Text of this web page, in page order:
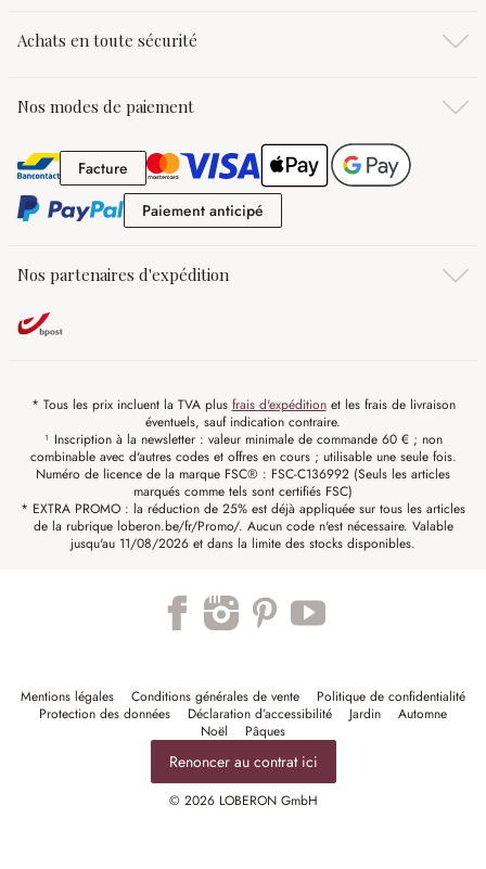
Achats en toute sécurité
Nos modes de paiement
FactureFacture
Paiement anticipé
Nos partenaires d'expédition
* Tous les prix incluent la TVA plus frais d'expéditionet les frais de livraison
éventuels, sauf indication contraire.
¹ Inscription à la newsletter : valeur minimale de commande 60 € ; non
combinable avec d'autres codes et offres en cours ; utilisable une seule fois.
Numéro de licence de la marque FSC® : FSC-C136992 (Seuls les articles
marqués comme tels sont certifiés FSC)
* EXTRA PROMO : la réduction de 25% est déjà appliquée sur tous les articles
de la rubrique loberon.be/fr/Promo/. Aucun code n'est nécessaire. Valable
jusqu'au 11/08/2026 et dans la limite des stocks disponibles.
Mentions légales Conditions générales de vente
Politique de confidentialité
Protection des données
Déclaration d’accessibilité Jardin
Automne
Noël
Pâques
Renoncer au contrat ici
© 2026 LOBERON GmbH